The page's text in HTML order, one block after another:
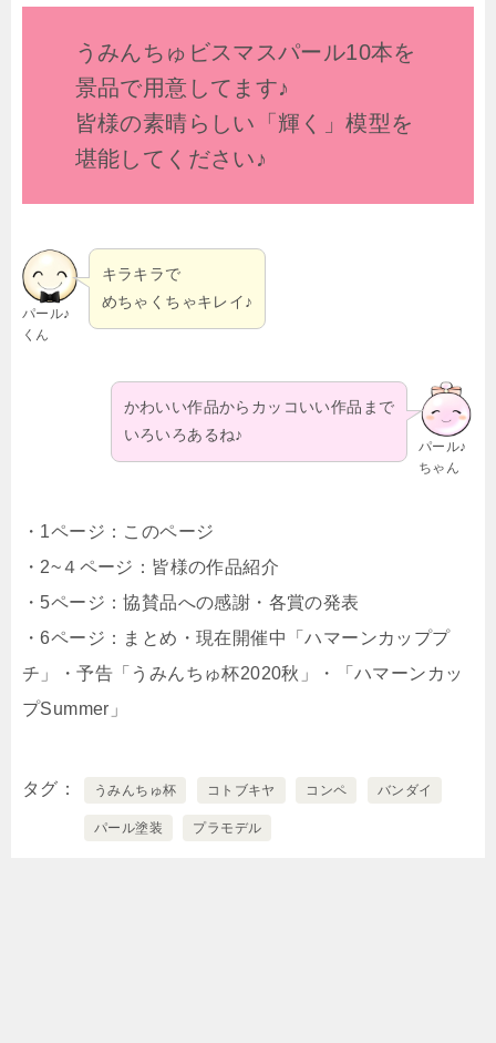
うみんちゅビスマスパール10本を
景品で用意してます♪
皆様の素晴らしい「輝く」模型を
堪能してください♪
パール♪
くん
キラキラで
めちゃくちゃキレイ♪
パール♪
ちゃん
かわいい作品からカッコいい作品まで
いろいろあるね♪
・1ページ：このページ
・2~４ページ：皆様の作品紹介
・5ページ：協賛品への感謝・各賞の発表
・6ページ：まとめ・現在開催中「ハマーンカッププ
チ」・予告「うみんちゅ杯2020秋」・「ハマーンカッ
プSummer」
タグ うみんちゅ杯 コトブキヤ コンペ バンダイ
パール塗装 プラモデル